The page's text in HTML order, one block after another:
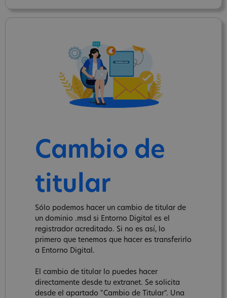
Cambio de
titular
Sólo podemos hacer un cambio de titular de
un dominio .msd si Entorno Digital es el
registrador acreditado. Si no es así, lo
primero que tenemos que hacer es transferirlo
a Entorno Digital.
El cambio de titular lo puedes hacer
directamente desde tu extranet. Se solicita
desde el apartado "Cambio de Titular". Una